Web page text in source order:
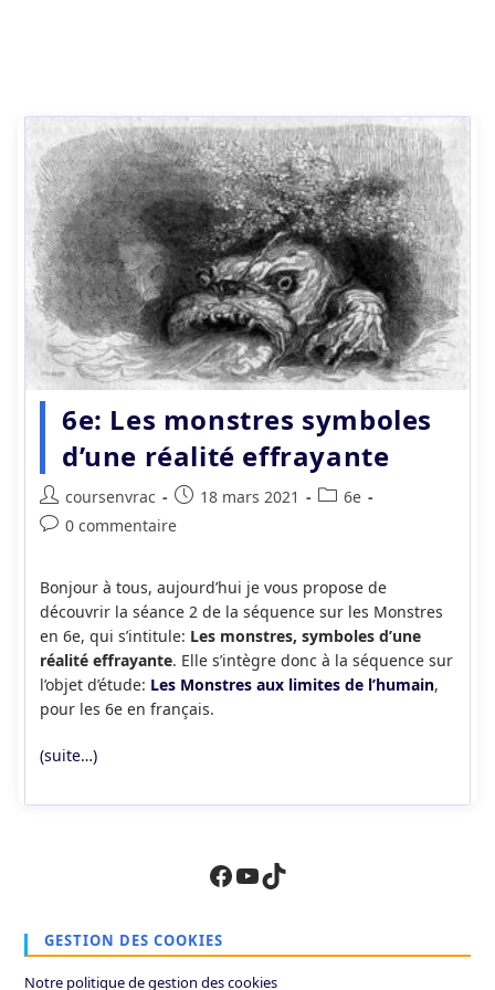
6e: Les monstres symboles
d’une réalité effrayante
Auteur/autrice
de
coursenvrac
Publication
publiée :
18 mars 2021
Post6e
Commentaires
publication :
0 commentaire
Bonjour à tous, aujourd’hui je vous propose de
découvrir la séance 2 de la séquence sur les Monstres
en 6e, qui s’intitule: Les monstres, symboles d’une
réalité effrayante. Elle s’intègre donc à la séquence sur
l’objet d’étude: Les Monstres aux limites de l’humain,
pour les 6e en français.
(suite…)
Facebook
YouTube
TikTok
GESTION DES COOKIES
Notre politique de gestion des cookies